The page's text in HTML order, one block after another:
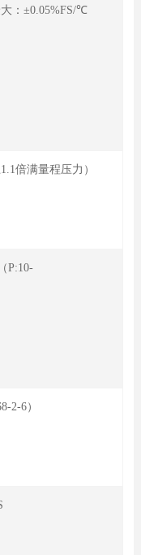
：±0.05%FS/℃
倍满量程压力）
P:10-
）
2-6）